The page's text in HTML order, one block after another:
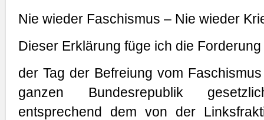
Nie wieder Faschismus – Nie wieder
Dieser Erklärung füge ich die
der Tag der Befreiung vom
ganzen Bundesrepublik
entsprechend dem von der